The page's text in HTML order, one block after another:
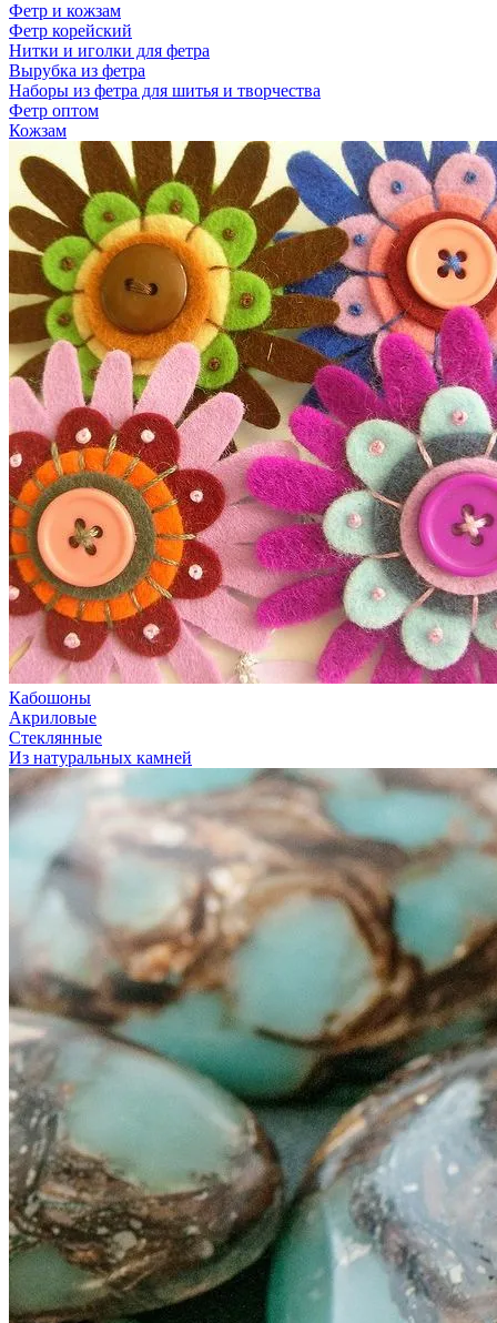
Фетр и кожзам
Фетр корейский
Нитки и иголки для фетра
Вырубка из фетра
Наборы из фетра для шитья и творчества
Фетр оптом
Кожзам
Кабошоны
Акриловые
Стеклянные
Из натуральных камней